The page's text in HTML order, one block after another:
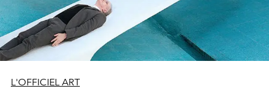
L'OFFICIEL ART